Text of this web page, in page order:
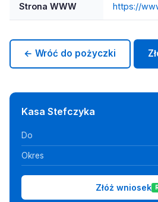
Strona WWW https://
← Wróć do pożyczki
Kasa Stefczyka
Do
Okres
Złóż wniosek